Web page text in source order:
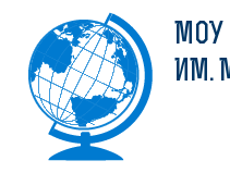
МОУ
ИМ.